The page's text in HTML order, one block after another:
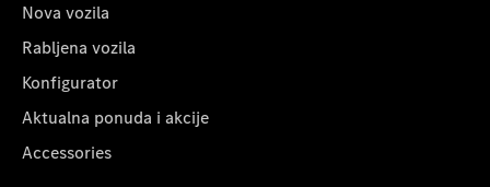
Nova vozila
Rabljena vozila
Konfigurator
Aktualna ponuda i akcije
Accessories